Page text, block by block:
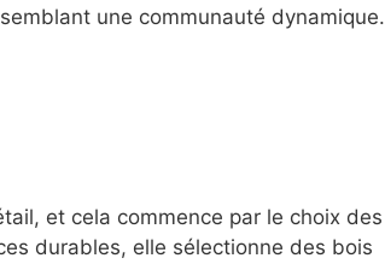
une communauté dynamique.
et cela commence par le choix des
durables, elle sélectionne des bois